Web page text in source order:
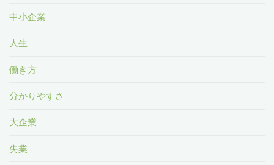
中小企業
人生
働き方
分かりやすさ
大企業
失業